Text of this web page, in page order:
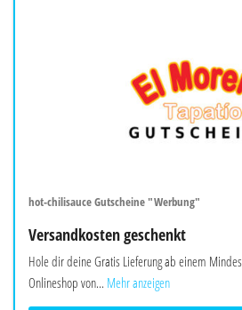
hot-chilisauce Gutscheine "Werbung"
Versandkosten geschenkt
Hole dir deine Gratis Lieferung ab einem
Onlineshop von... Mehr anzeigen